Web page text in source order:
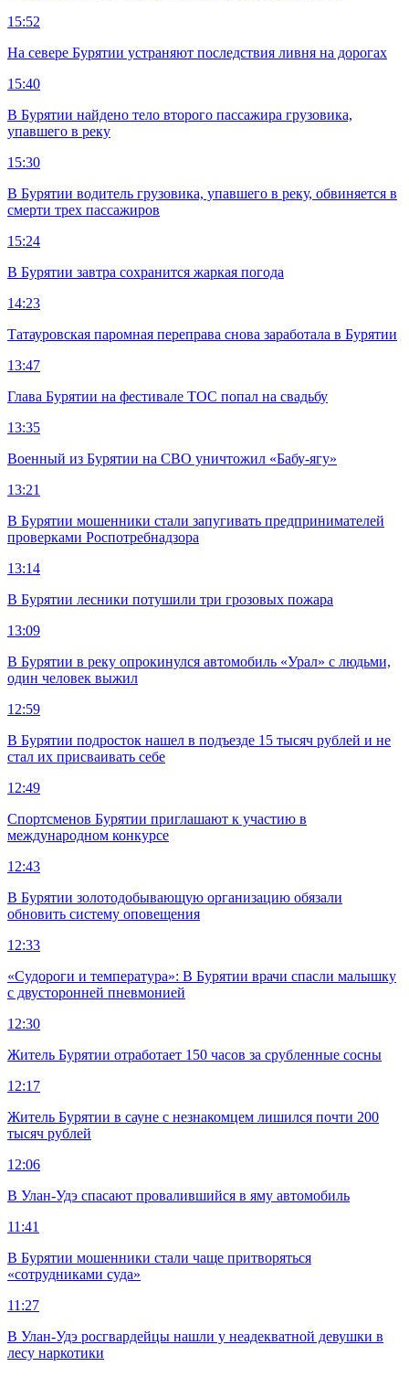
15:52
На севере Бурятии устраняют последствия ливня на дорогах
15:40
В Бурятии найдено тело второго пассажира грузовика,
упавшего в реку
15:30
В Бурятии водитель грузовика, упавшего в реку, обвиняется в
смерти трех пассажиров
15:24
В Бурятии завтра сохранится жаркая погода
14:23
Татауровская паромная переправа снова заработала в Бурятии
13:47
Глава Бурятии на фестивале ТОС попал на свадьбу
13:35
Военный из Бурятии на СВО уничтожил «Бабу-ягу»
13:21
В Бурятии мошенники стали запугивать предпринимателей
проверками Роспотребнадзора
13:14
В Бурятии лесники потушили три грозовых пожара
13:09
В Бурятии в реку опрокинулся автомобиль «Урал» с людьми,
один человек выжил
12:59
В Бурятии подросток нашел в подъезде 15 тысяч рублей и не
стал их присваивать себе
12:49
Спортсменов Бурятии приглашают к участию в
международном конкурсе
12:43
В Бурятии золотодобывающую организацию обязали
обновить систему оповещения
12:33
«Судороги и температура»: В Бурятии врачи спасли малышку
с двусторонней пневмонией
12:30
Житель Бурятии отработает 150 часов за срубленные сосны
12:17
Житель Бурятии в сауне с незнакомцем лишился почти 200
тысяч рублей
12:06
В Улан-Удэ спасают провалившийся в яму автомобиль
11:41
В Бурятии мошенники стали чаще притворяться
«сотрудниками суда»
11:27
В Улан-Удэ росгвардейцы нашли у неадекватной девушки в
лесу наркотики